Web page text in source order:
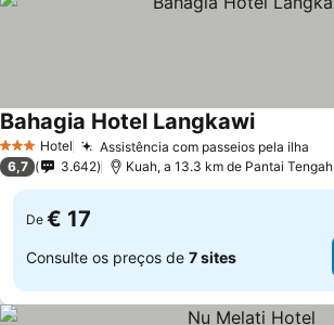
3 EstrelasHotel Assistência com passeios pela ilha
Bahagia Hotel Langkawi
6,7 3.642 Kuah, a 13.3 km de Pantai Tengah
De € 17
Consulte os preços de 7 sites